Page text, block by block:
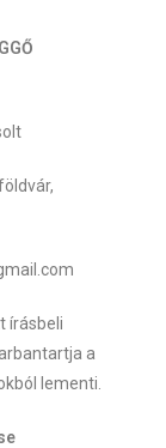
írásbeli
a
lementi.